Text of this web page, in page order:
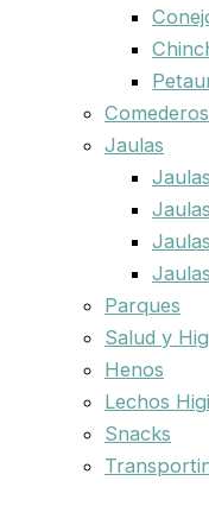
Jaulas
Parques
Salud y
Henos
Lechos
Snacks